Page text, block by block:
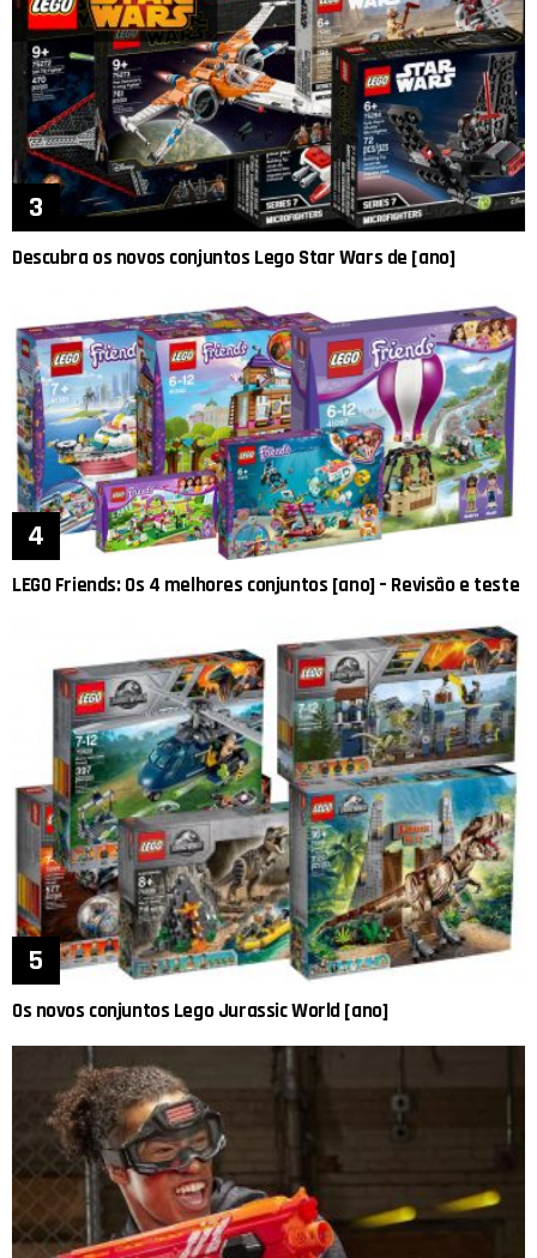
Descubra os novos conjuntos Lego Star Wars de [ano]
LEGO Friends: Os 4 melhores conjuntos [ano] – Revisão e teste
Os novos conjuntos Lego Jurassic World [ano]